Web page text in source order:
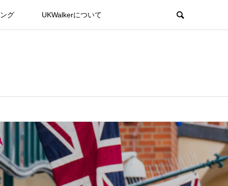
グ UKWalkerについて